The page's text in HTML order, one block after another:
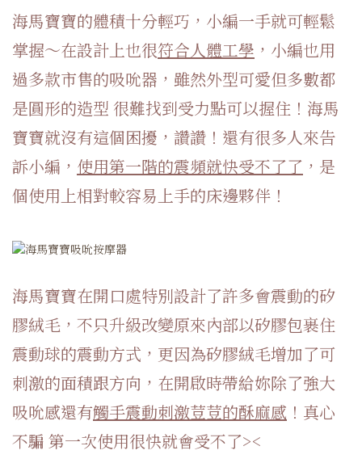
海馬寶寶的體積十分輕巧，小編一手就可輕鬆
掌握～在設計上也很符合人體工學 ，小編也用
過多款市售的吸吮器，雖然外型可愛但多數都
是圓形的造型 很難找到受力點可以握住！海馬
寶寶就沒有這個困擾，讚讚！還有很多人來告
訴小編， 使用第一階的震頻就快受不了了 ，是
個使用上相對較容易上手的床邊夥伴！
海馬寶寶在開口處特別設計了許多會震動的矽
膠絨毛，不只升級改變原來內部以矽膠包裹住
震動球的震動方式，更因為矽膠絨毛增加了可
刺激的面積跟方向，在開啟時帶給妳除了強大
吸吮感還有觸手震動刺激荳荳的酥麻感 ！真心
不騙 第一次使用很快就會受不了><